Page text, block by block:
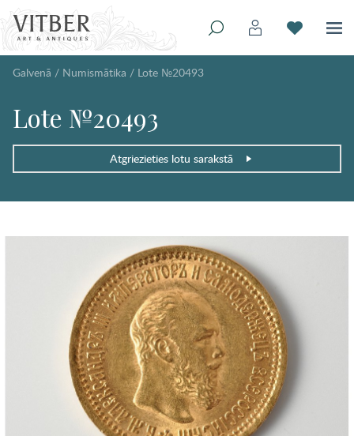
Galvenā / Numismātika / Lote №20493
Lote №20493
Atgriezieties lotu sarakstā